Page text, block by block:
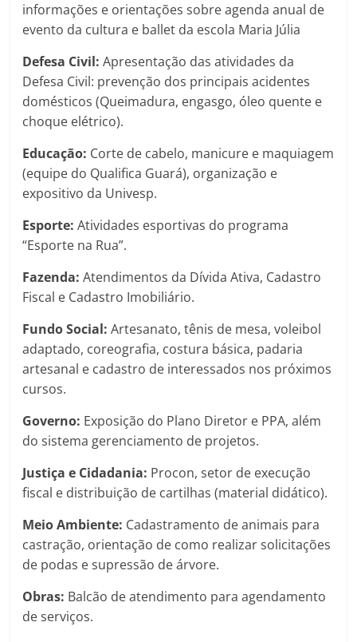
informações e orientações sobre agenda anual de
evento da cultura e ballet da escola Maria Júlia
Defesa Civil: Apresentação das atividades da
Defesa Civil: prevenção dos principais acidentes
domésticos (Queimadura, engasgo, óleo quente e
choque elétrico).
Educação: Corte de cabelo, manicure e maquiagem
(equipe do Qualifica Guará), organização e
expositivo da Univesp.
Esporte: Atividades esportivas do programa
“Esporte na Rua”.
Fazenda: Atendimentos da Dívida Ativa, Cadastro
Fiscal e Cadastro Imobiliário.
Fundo Social: Artesanato, tênis de mesa, voleibol
adaptado, coreografia, costura básica, padaria
artesanal e cadastro de interessados nos próximos
cursos.
Governo: Exposição do Plano Diretor e PPA, além
do sistema gerenciamento de projetos.
Justiça e Cidadania: Procon, setor de execução
fiscal e distribuição de cartilhas (material didático).
Meio Ambiente: Cadastramento de animais para
castração, orientação de como realizar solicitações
de podas e supressão de árvore.
Obras: Balcão de atendimento para agendamento
de serviços.